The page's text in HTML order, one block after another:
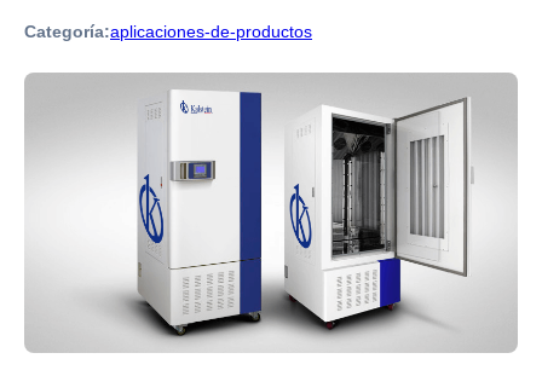
Categoría:aplicaciones-de-productos